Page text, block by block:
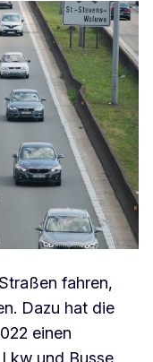
fahren,
Dazu hat die
einen
und Busse